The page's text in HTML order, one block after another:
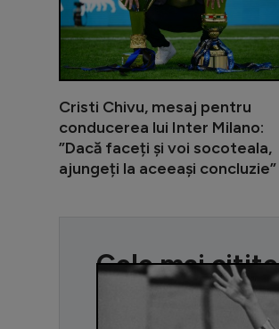
Cristi Chivu, mesaj pentru
conducerea lui Inter Milano:
”Dacă faceți și voi socoteala,
ajungeți la aceeași concluzie”
Cele mai citite